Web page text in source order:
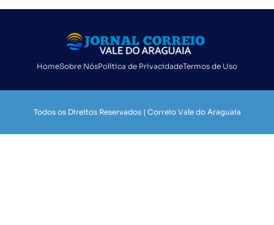
HomeSobre NósPolítica de PrivacidadeTermos de Uso
Todos os Direitos Reservados | Correio Vale do Araguaia